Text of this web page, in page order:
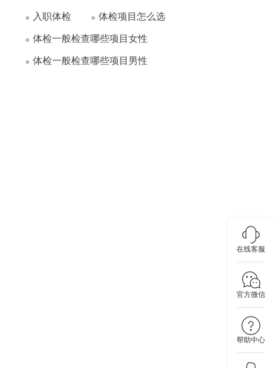
在线客服
官方微信
帮助中心
入职体检 体检项目怎么选
体检一般检查哪些项目女性
体检一般检查哪些项目男性